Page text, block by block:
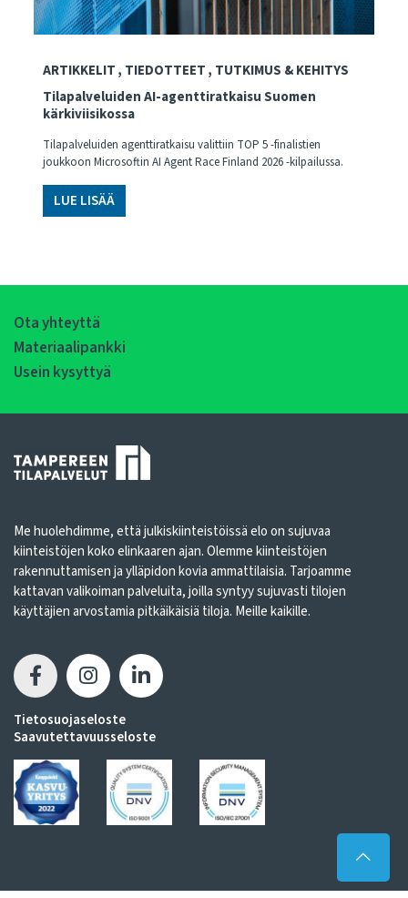
ARTIKKELIT TIEDOTTEET TUTKIMUS & KEHITYS
Tilapalveluiden AI-agenttiratkaisu Suomen
kärkiviisikossa
Tilapalveluiden agenttiratkaisu valittiin TOP 5 -finalistien
joukkoon Microsoftin AI Agent Race Finland 2026 -kilpailussa.
LUE LISÄÄ
Ota yhteyttä
Materiaalipankki
Usein kysyttyä
Me huolehdimme, että julkiskiinteistöissä elo on sujuvaa
kiinteistöjen koko elinkaaren ajan. Olemme kiinteistöjen
rakennuttamisen ja ylläpidon kovia ammattilaisia. Tarjoamme
kattavan valikoiman palveluita, joilla syntyy sujuvasti tilojen
käyttäjien arvostamia pitkäikäisiä tiloja. Meille kaikille.
Tietosuojaseloste
Saavutettavuusseloste